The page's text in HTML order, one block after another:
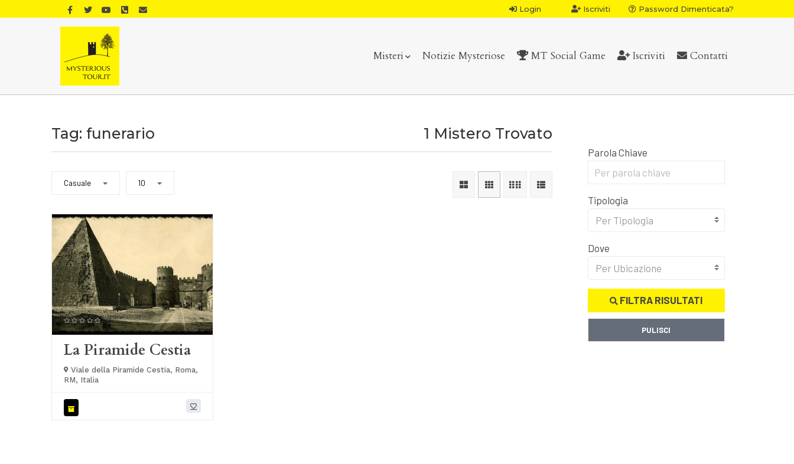
Login Iscriviti Password Dimenticata?
Misteri Notizie Mysteriose MT Social Game Iscriviti Contatti
Tag: funerario 1 Mistero Trovato
Casuale 10
La Piramide Cestia
Viale della Piramide Cestia, Roma,
RM, Italia
Parola Chiave
Tipologia
Per Tipologia
Dove
Per Ubicazione
FILTRA RISULTATI
PULISCI